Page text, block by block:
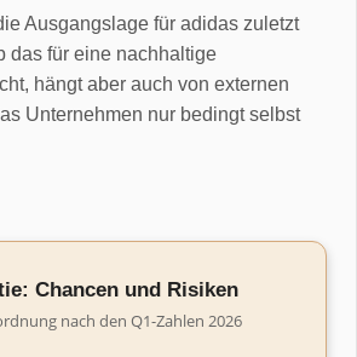
Ausgangslage für adidas zuletzt
das für eine nachhaltige
hängt aber auch von externen
Unternehmen nur bedingt selbst
Chancen und Risiken
nach den Q1-Zahlen 2026